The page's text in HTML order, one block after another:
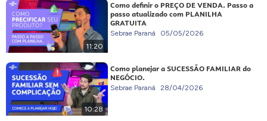
11:20
Como definir o PREÇO DE VENDA. Passo a
passo atualizado com PLANILHA
GRATUITA
Sebrae Paraná 05/05/2026
10:28
Como planejar a SUCESSÃO FAMILIAR do
NEGÓCIO.
Sebrae Paraná 28/04/2026